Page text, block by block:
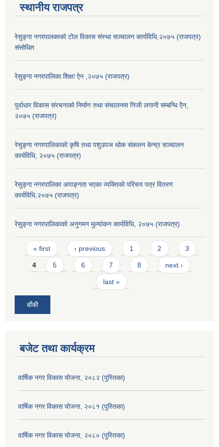
स्थानीय राजपत्र
रेसुङ्गा नगरपालकाको टोल विकास संस्था सञ्चालन कार्यविधि,२०७५ (राजपत्र)
संसोधित
रेसुङ्गा नगरपालिका शिक्षा ऐन ,२०७५ (राजपत्र)
पुर्वाधार विकास संरचनाको निर्माण तथा स‌ंचालनमा निजी लगानी सम्बन्धि ऐेन,
२०७५ (राजपत्र)
रेसुङ्गा नगरपालिकाको कृषि तथा पशुउपज थोक संकलन केन्द्र सञ्चालन
कार्यविधि, २०७५ (राजपत्र)
रेसुङ्गा नगरपालिका अपाङ्गता भएका व्यक्तिको परिचय पत्र वितरण
कार्यविधि,२०७५ (राजपत्र)
रेसुङ्गा नगरपालिकाको अनुगमन मुल्यांकन कार्यविधि, २०७५ (राजपत्र)
Pages
« first ‹ previous 1 2 3
4 5 6 7 8 next ›
last »
बाँकी
बजेट तथा कार्यक्रम
वार्षिक नगर विकास योजना, २०८२ (पुस्तिका)
वार्षिक नगर विकास योजना, २०८१ (पुस्तिका)
वार्षिक नगर विकास योजना, २०८० (पुस्तिका)